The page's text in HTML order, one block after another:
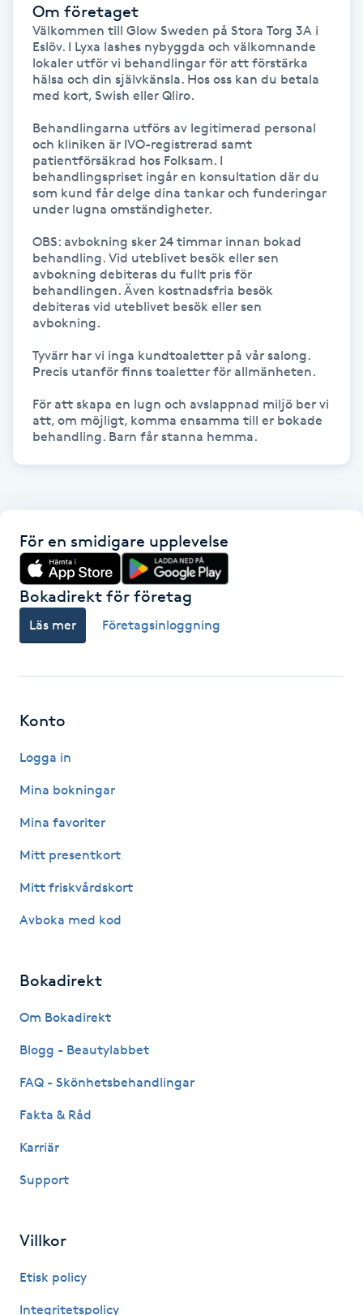
Gellack
Gellack med förstärkning
Gravidmassage
Gravidyoga
Gruppträning
Gua Sha-massage
Hatha Yoga
Headspa
Healing
Herrklippning
Hollywood Peel
Hot Stone Massage
Hot yoga
Hyaluronsyra
Hypnos
Hårförlängning
Hälsa
Hälsprickor
Om företaget
Välkommen till Glow Sweden på Stora Torg 3A i
Eslöv. I Lyxa lashes nybyggda och välkomnande
lokaler utför vi behandlingar för att förstärka
hälsa och din självkänsla. Hos oss kan du betala
med kort, Swish eller Qliro.
Behandlingarna utförs av legitimerad personal
och kliniken är IVO-registrerad samt
patientförsäkrad hos Folksam. I
behandlingspriset ingår en konsultation där du
som kund får delge dina tankar och funderingar
under lugna omständigheter.
OBS: avbokning sker 24 timmar innan bokad
behandling. Vid uteblivet besök eller sen
avbokning debiteras du fullt pris för
behandlingen. Även kostnadsfria besök
debiteras vid uteblivet besök eller sen
avbokning.
Tyvärr har vi inga kundtoaletter på vår salong.
Precis utanför finns toaletter för allmänheten.
För att skapa en lugn och avslappnad miljö ber vi
att, om möjligt, komma ensamma till er bokade
behandling. Barn får stanna hemma.
För en smidigare upplevelse
Bokadirekt för företag
Läs mer Företagsinloggning
Konto
Logga in
Mina bokningar
Mina favoriter
Mitt presentkort
Mitt friskvårdskort
Avboka med kod
Bokadirekt
Om Bokadirekt
Blogg - Beautylabbet
FAQ - Skönhetsbehandlingar
Fakta & Råd
Karriär
Support
Villkor
Etisk policy
Integritetspolicy